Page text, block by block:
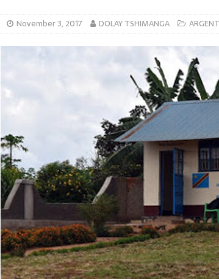
November 3, 2017 DOLAY TSHIMANGA